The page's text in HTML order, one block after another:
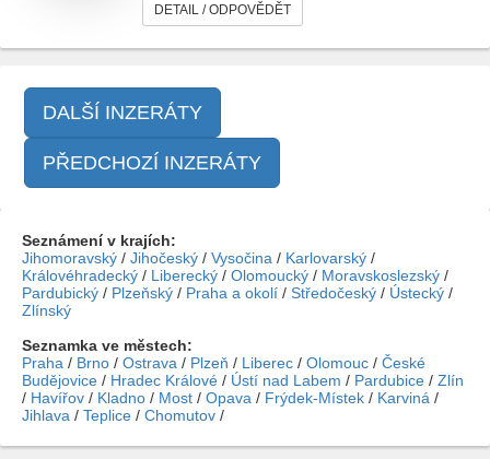
DETAIL / ODPOVĚDĚT
DALŠÍ INZERÁTY
PŘEDCHOZÍ INZERÁTY
Seznámení v krajích:
Jihomoravský / Jihočeský / Vysočina / Karlovarský /
Královéhradecký / Liberecký / Olomoucký / Moravskoslezský /
Pardubický / Plzeňský / Praha a okolí / Středočeský / Ústecký /
Zlínský
Seznamka ve městech:
Praha / Brno / Ostrava / Plzeň / Liberec / Olomouc / České
Budějovice / Hradec Králové / Ústí nad Labem / Pardubice / Zlín
/ Havířov / Kladno / Most / Opava / Frýdek-Místek / Karviná /
Jihlava / Teplice / Chomutov /